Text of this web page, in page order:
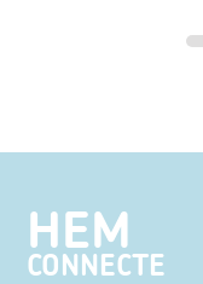
HEM
CONNECTE